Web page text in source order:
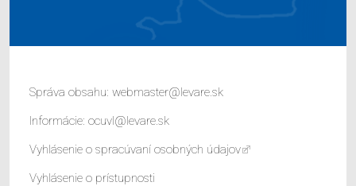
Správa obsahu: webmaster@levare.sk
Informácie: ocuvl@levare.sk
Vyhlásenie o spracúvaní osobných údajov
Vyhlásenie o prístupnosti